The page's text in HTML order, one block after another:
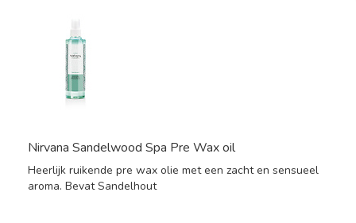
Nirvana Sandelwood Spa Pre Wax oil
Heerlijk ruikende pre wax olie met een zacht en sensueel
aroma. Bevat Sandelhout